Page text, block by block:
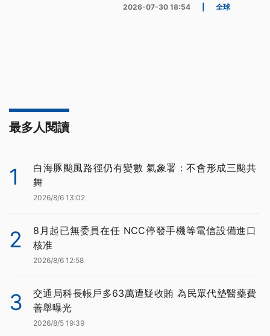
2026-07-30 18:54 全球
最多人閱讀
1
白海豚颱風路徑仍有變數 氣象署：不會形成三颱共
舞
2026/8/6 13:02
2
8月起已無委員在任 NCC停發手機等電信設備進口
核准
2026/8/6 12:58
3
交通局科長帳戶多63萬遭疑收賄 為民眾代墊醫藥費
善舉曝光
2026/8/5 19:39